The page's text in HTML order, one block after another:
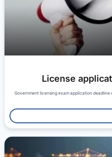
License
Government licensing exam application deadline